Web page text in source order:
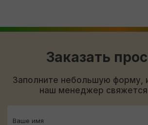
Заказать
Заполните небольшую форму,
наш менеджер